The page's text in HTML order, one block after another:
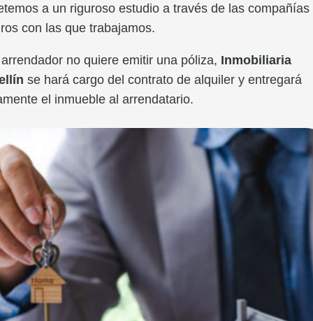
a un riguroso estudio a través de las compañías
con las que trabajamos.
no quiere emitir una póliza, Inmobiliaria
se hará cargo del contrato de alquiler y entregará
el inmueble al arrendatario.